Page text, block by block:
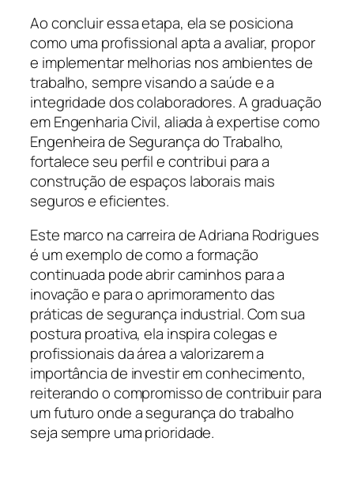
Ao concluir essa etapa, ela se posiciona
como uma profissional apta a avaliar, propor
e implementar melhorias nos ambientes de
trabalho, sempre visando a saúde e a
integridade dos colaboradores. A graduação
em Engenharia Civil, aliada à expertise como
Engenheira de Segurança do Trabalho,
fortalece seu perfil e contribui para a
construção de espaços laborais mais
seguros e eficientes.
Este marco na carreira de Adriana Rodrigues
é um exemplo de como a formação
continuada pode abrir caminhos para a
inovação e para o aprimoramento das
práticas de segurança industrial. Com sua
postura proativa, ela inspira colegas e
profissionais da área a valorizarem a
importância de investir em conhecimento,
reiterando o compromisso de contribuir para
um futuro onde a segurança do trabalho
seja sempre uma prioridade.